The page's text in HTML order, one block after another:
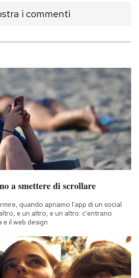
i commenti
a smettere di scrollare
quando apriamo l'app di un social
e un altro, e un altro: c'entrano
il web design